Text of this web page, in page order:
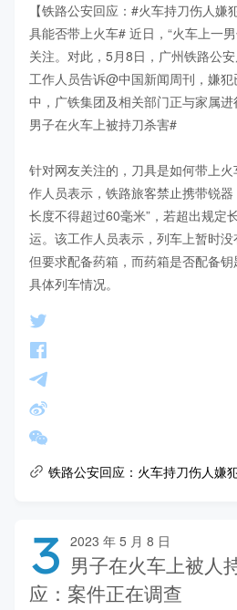
【铁路公安回应：#火车持刀伤人嫌
具能否带上火车# 近日，“火车上一
关注。对此，5月8日，广州铁路公
工作人员告诉@中国新闻周刊，嫌
中，广铁集团及相关部门正与家属
男子在火车上被持刀杀害#
针对网友关注的，刀具是如何带上
作人员表示，铁路旅客禁止携带锐
长度不得超过60毫米”，若超出规定
运。该工作人员表示，列车上暂时没
但要求配备药箱，而药箱是否配备
具体列车情况。
铁路公安回应：火车持刀伤人嫌
3 2023 年 5 月 8 日
男子在火车上被人
应：案件正在调查